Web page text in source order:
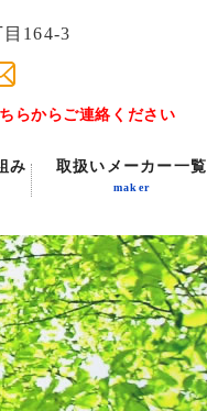
164-3
らからご連絡ください
み 取扱いメーカー一覧
maker